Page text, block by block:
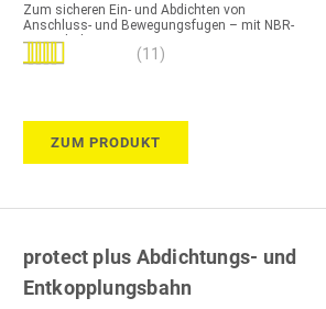
Zum sicheren Ein- und Abdichten von
Anschluss- und Bewegungsfugen – mit NBR-
Kautschuk
Bewertung: (11)
ZUM PRODUKT
protect plus Abdichtungs- und
Entkopplungsbahn